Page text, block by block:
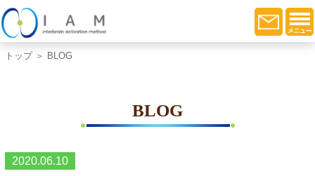
トップ＞ BLOG
BLOG
2020.06.10